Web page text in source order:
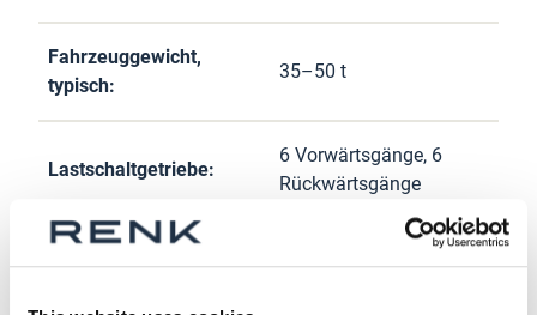
Fahrzeuggewicht,
typisch:
35–50 t
Lastschaltgetriebe:
6 Vorwärtsgänge, 6
Rückwärtsgänge
6.3